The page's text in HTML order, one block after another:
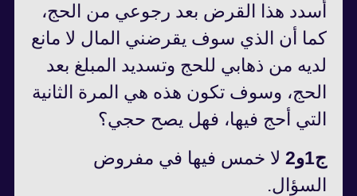
أسدد هذا القرض بعد رجوعي من الحج،
كما أن الذي سوف يقرضني المال لا مانع
لديه من ذهابي للحج وتسديد المبلغ بعد
الحج، وسوف تكون هذه هي المرة الثانية
التي أحج فيها، فهل يصح حجي؟
ج1و2
لا خمس فيها في مفروض
السؤال.